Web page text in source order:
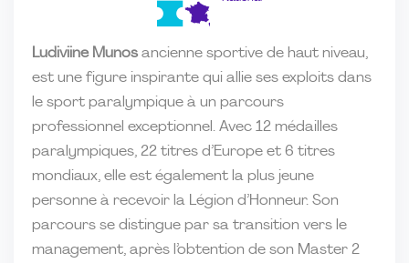
Ludiviine Munosancienne sportive de haut niveau,
est une figure inspirante qui allie ses exploits dans
le sport paralympique à un parcours
professionnel exceptionnel. Avec 12 médailles
paralympiques, 22 titres d’Europe et 6 titres
mondiaux, elle est également la plus jeune
personne à recevoir la Légion d’Honneur. Son
parcours se distingue par sa transition vers le
management, après l’obtention de son Master 2